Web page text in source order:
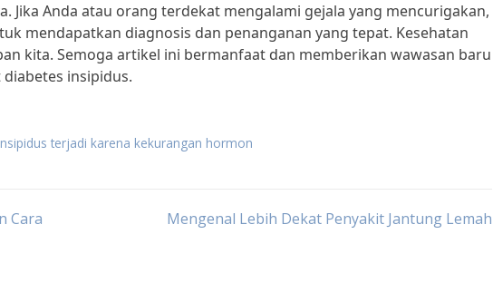
Jika Anda atau orang terdekat mengalami gejala yang mencurigakan,
mendapatkan diagnosis dan penanganan yang tepat. Kesehatan
kita. Semoga artikel ini bermanfaat dan memberikan wawasan baru
insipidus.
terjadi karena kekurangan hormon
Cara
Mengenal Lebih Dekat Penyakit Jantung Lemah